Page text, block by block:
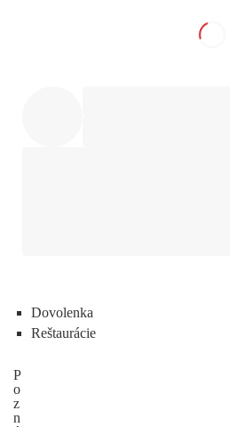
Dovolenka
Reštaurácie
P
o
z
n